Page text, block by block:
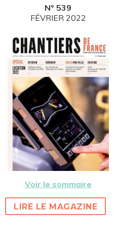
N° 539
FÉVRIER 2022
Voir le sommaire
LIRE LE MAGAZINE